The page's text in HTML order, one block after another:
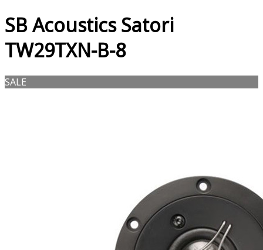
SB Acoustics Satori
TW29TXN-B-8
SALE